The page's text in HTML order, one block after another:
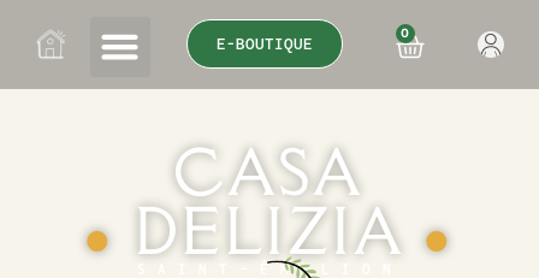
E-BOUTIQUE
0
CASA
● DELIZIA ●
SAINT-ÉMILION